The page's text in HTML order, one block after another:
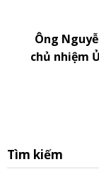
Ông
chủ nhiệm
Tìm kiếm